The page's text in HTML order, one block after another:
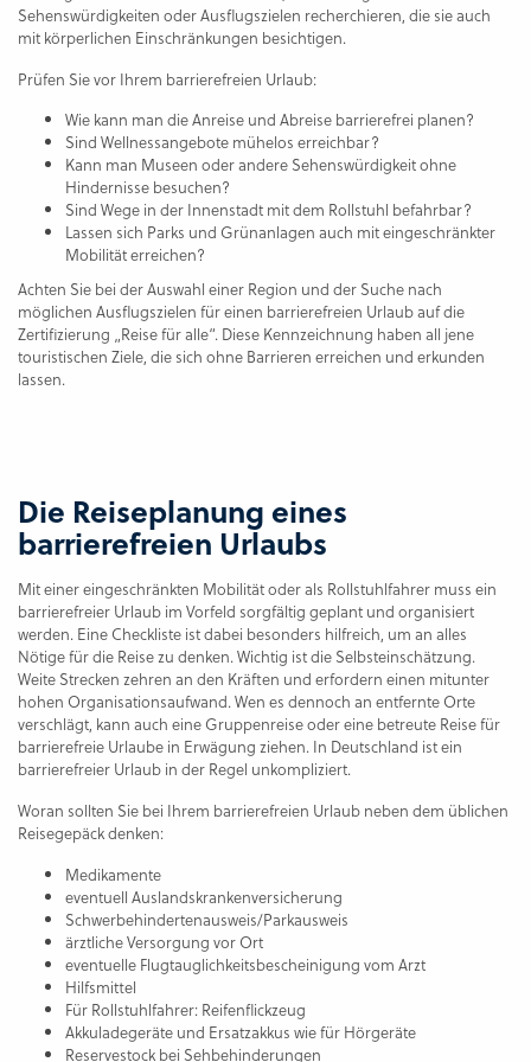
Sehenswürdigkeiten oder Ausflugszielen recherchieren, die sie auch
mit körperlichen Einschränkungen besichtigen.
Prüfen Sie vor Ihrem barrierefreien Urlaub:
Wie kann man die Anreise und Abreise barrierefrei planen?
Sind Wellnessangebote mühelos erreichbar?
Kann man Museen oder andere Sehenswürdigkeit ohne
Hindernisse besuchen?
Sind Wege in der Innenstadt mit dem Rollstuhl befahrbar?
Lassen sich Parks und Grünanlagen auch mit eingeschränkter
Mobilität erreichen?
Achten Sie bei der Auswahl einer Region und der Suche nach
möglichen Ausflugszielen für einen barrierefreien Urlaub auf die
Zertifizierung „Reise für alle“. Diese Kennzeichnung haben all jene
touristischen Ziele, die sich ohne Barrieren erreichen und erkunden
lassen.
Die Reiseplanung eines
barrierefreien Urlaubs
Mit einer eingeschränkten Mobilität oder als Rollstuhlfahrer muss ein
barrierefreier Urlaub im Vorfeld sorgfältig geplant und organisiert
werden. Eine Checkliste ist dabei besonders hilfreich, um an alles
Nötige für die Reise zu denken. Wichtig ist die Selbsteinschätzung.
Weite Strecken zehren an den Kräften und erfordern einen mitunter
hohen Organisationsaufwand. Wen es dennoch an entfernte Orte
verschlägt, kann auch eine Gruppenreise oder eine betreute Reise für
barrierefreie Urlaube in Erwägung ziehen. In Deutschland ist ein
barrierefreier Urlaub in der Regel unkompliziert.
Woran sollten Sie bei Ihrem barrierefreien Urlaub neben dem üblichen
Reisegepäck denken:
Medikamente
eventuell Auslandskrankenversicherung
Schwerbehindertenausweis/Parkausweis
ärztliche Versorgung vor Ort
eventuelle Flugtauglichkeitsbescheinigung vom Arzt
Hilfsmittel
Für Rollstuhlfahrer: Reifenflickzeug
Akkuladegeräte und Ersatzakkus wie für Hörgeräte
Reservestock bei Sehbehinderungen